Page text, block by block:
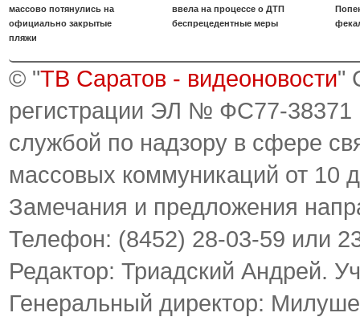
массово потянулись на
официально закрытые
пляжи
ввела на процессе о ДТП
беспрецедентные меры
© "ТВ Саратов - видеоновости"
регистрации ЭЛ № ФС77-38371
службой по надзору в сфере
массовых коммуникаций от 10
Замечания и предложения
Телефон: (8452) 28-03-59 или
Редактор: Триадский Андрей.
Генеральный директор: